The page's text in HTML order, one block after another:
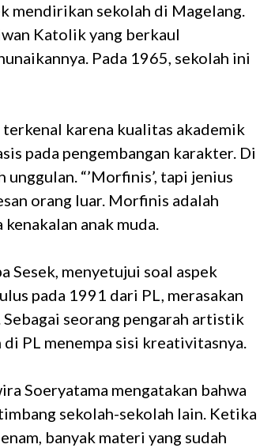
mendirikan sekolah di Magelang.
Katolik yang berkaul
Pada 1965, sekolah ini
karena kualitas akademik
pada pengembangan karakter. Di
“’Morfinis’, tapi jenius
orang luar. Morfinis adalah
anak muda.
Sesek, menyetujui soal aspek
pada 1991 dari PL, merasakan
seorang pengarah artistik
PL menempa sisi kreativitasnya.
Soeryatama mengatakan bahwa
sekolah-sekolah lain. Ketika
banyak materi yang sudah